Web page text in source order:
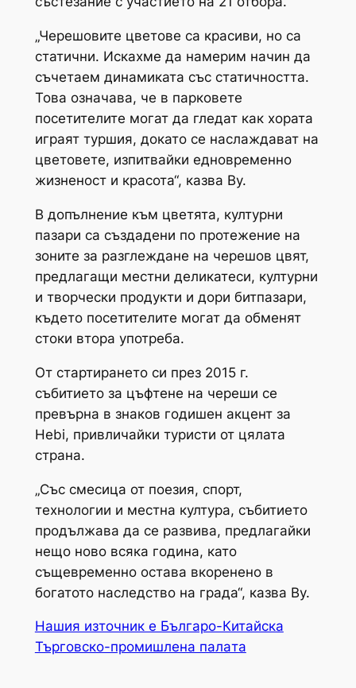
„Черешовите цветове са красиви, но са
статични. Искахме да намерим начин да
съчетаем динамиката със статичността.
Това означава, че в парковете
посетителите могат да гледат как хората
играят туршия, докато се наслаждават на
цветовете, изпитвайки едновременно
жизненост и красота“, казва Ву.
В допълнение към цветята, културни
пазари са създадени по протежение на
зоните за разглеждане на черешов цвят,
предлагащи местни деликатеси, културни
и творчески продукти и дори битпазари,
където посетителите могат да обменят
стоки втора употреба.
От стартирането си през 2015 г.
събитието за цъфтене на череши се
превърна в знаков годишен акцент за
Hebi, привличайки туристи от цялата
страна.
„Със смесица от поезия, спорт,
технологии и местна култура, събитието
продължава да се развива, предлагайки
нещо ново всяка година, като
същевременно остава вкоренено в
богатото наследство на града“, казва Ву.
Нашия източник е Българо-Китайска
Търговско-промишлена палaта